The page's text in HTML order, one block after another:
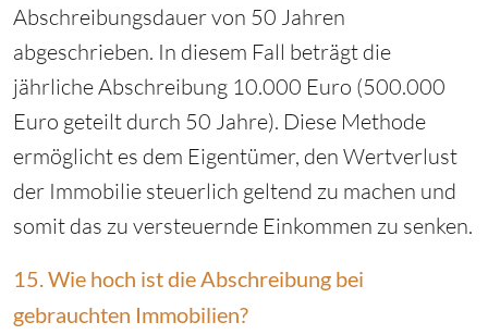
Abschreibungsdauer von 50 Jahren
abgeschrieben. In diesem Fall beträgt die
jährliche Abschreibung 10.000 Euro (500.000
Euro geteilt durch 50 Jahre). Diese Methode
ermöglicht es dem Eigentümer, den Wertverlust
der Immobilie steuerlich geltend zu machen und
somit das zu versteuernde Einkommen zu senken.
15. Wie hoch ist die Abschreibung bei
gebrauchten Immobilien?